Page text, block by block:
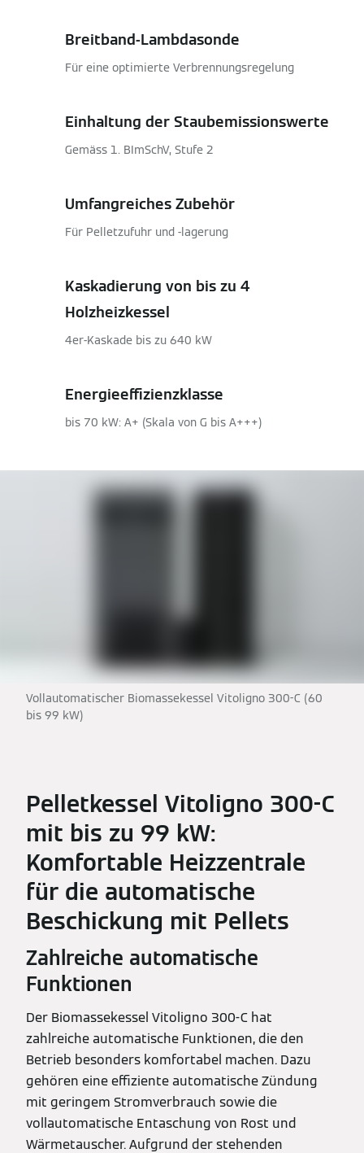
Breitband-Lambdasonde
Für eine optimierte Verbrennungsregelung
Einhaltung der Staubemissionswerte
Gemäss 1. BImSchV, Stufe 2
Umfangreiches Zubehör
Für Pelletzufuhr und -lagerung
Kaskadierung von bis zu 4
Holzheizkessel
4er-Kaskade bis zu 640 kW
Energieeffizienzklasse
bis 70 kW: A+ (Skala von G bis A+++)
Vollautomatischer Biomassekessel Vitoligno 300-C (60
bis 99 kW)
Pelletkessel Vitoligno 300-C
mit bis zu 99 kW:
Komfortable Heizzentrale
für die automatische
Beschickung mit Pellets
Zahlreiche automatische
Funktionen
Der Biomassekessel Vitoligno 300-C hat
zahlreiche automatische Funktionen, die den
Betrieb besonders komfortabel machen. Dazu
gehören eine effiziente automatische Zündung
mit geringem Stromverbrauch sowie die
vollautomatische Entaschung von Rost und
Wärmetauscher. Aufgrund der stehenden